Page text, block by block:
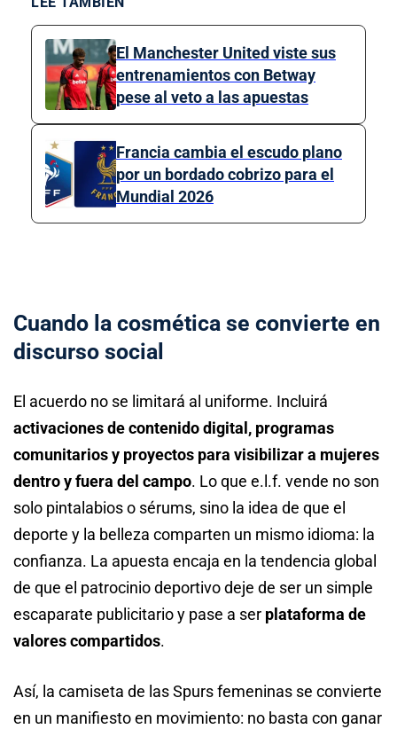
El Manchester United viste sus
entrenamientos con Betway
pese al veto a las apuestas
Francia cambia el escudo plano
por un bordado cobrizo para el
Mundial 2026
Cuando la cosmética se convierte en
discurso social
El acuerdo no se limitará al uniforme. Incluirá
activaciones de contenido digital, programas
comunitarios y proyectos para visibilizar a mujeres
dentro y fuera del campo. Lo que e.l.f. vende no son
solo pintalabios o sérums, sino la idea de que el
deporte y la belleza comparten un mismo idioma: la
confianza. La apuesta encaja en la tendencia global
de que el patrocinio deportivo deje de ser un simple
escaparate publicitario y pase a ser plataforma de
valores compartidos.
Así, la camiseta de las Spurs femeninas se convierte
en un manifiesto en movimiento: no basta con ganar